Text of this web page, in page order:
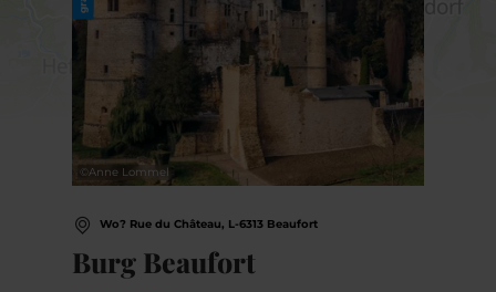
© Anne Lommel
Wo? Rue du Château, L-6313 Beaufort
Burg Beaufort